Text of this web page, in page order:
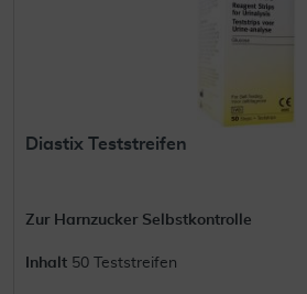
Diastix Teststreifen
Zur Harnzucker Selbstkontrolle
Inhalt 50 Teststreifen